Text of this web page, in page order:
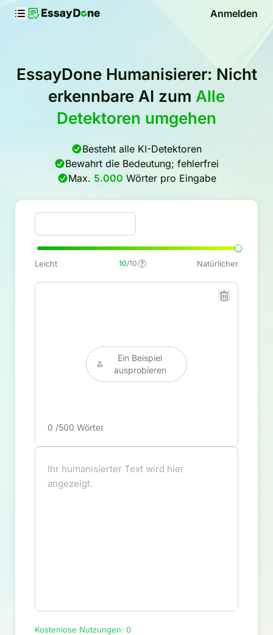
Anmelden
EssayDone Humanisierer: Nicht
erkennbare AI zum Alle
Detektoren umgehen
Besteht alle KI-Detektoren
Bewahrt die Bedeutung; fehlerfrei
Max. 5.000 Wörter pro Eingabe
Leicht 10/10 Natürlicher
Ein Beispiel
ausprobieren
0 /500 Wörter
Ihr humanisierter Text wird hier
angezeigt.
Kostenlose Nutzungen: 0